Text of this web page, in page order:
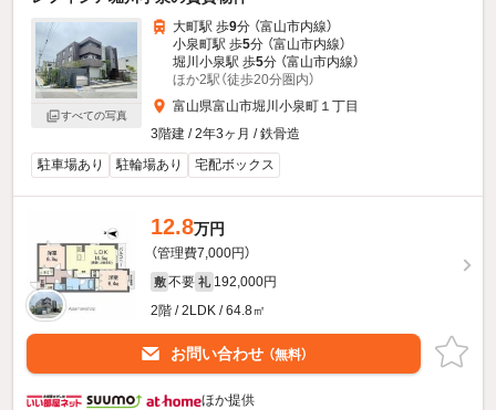
すべての写真
大町駅 歩9分 （富山市内線）
小泉町駅 歩5分 （富山市内線）
堀川小泉駅 歩5分 （富山市内線）
ほか2駅（徒歩20分圏内）
富山県富山市堀川小泉町１丁目
3階建 / 2年3ヶ月 / 鉄骨造
駐車場あり
駐輪場あり 宅配ボックス
12.8万円
（管理費7,000円）
敷 不要 礼 192,000円
2階 / 2LDK / 64.8㎡
お問い合わせ （無料）
ほか提供